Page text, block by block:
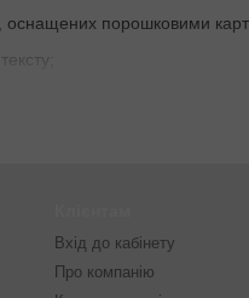
оснащених порошковими
критерії роблять вплив на
витратних матеріалів
Вхід до кабінету
Про компанію